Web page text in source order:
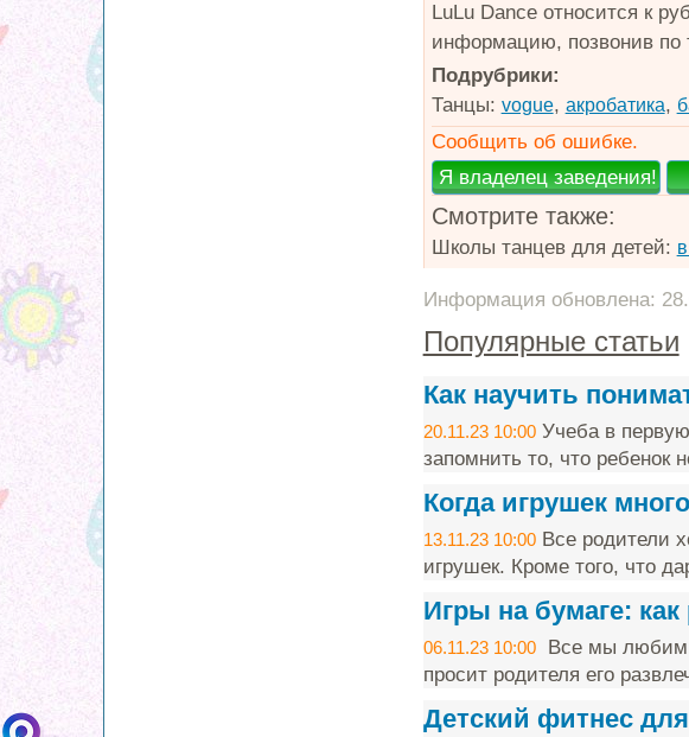
LuLu Dance относится к
информацию, позвонив по
Подрубрики:
Танцы: vogue, акробатика,
Сообщить об ошибке.
Смотрите также:
Школы танцев для детей:
Информация обновлена:
Популярные статьи
Как научить
20.11.23 10:00Учеба в
запомнить то, что ребенок
Когда игрушек
13.11.23 10:00Все родители
игрушек. Кроме того, что
Игры на бумаге:
06.11.23 10:00Все мы любим
просит родителя его
Детский фитнес